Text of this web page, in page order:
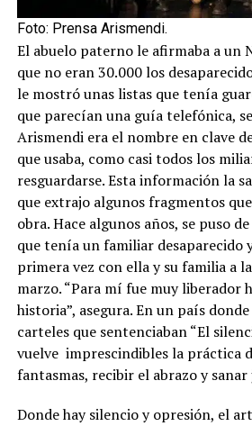
Foto: Prensa Arismendi.
El abuelo paterno le afirmaba a un
que no eran 30.000 los
le mostró unas listas que tenía
que parecían una guía telefónica,
Arismendi era el nombre en clave
que usaba, como casi todos los
resguardarse. Esta información la
que extrajo algunos fragmentos
obra. Hace algunos años, se puso
que tenía un familiar desaparecido
primera vez con ella y su familia a
marzo. “Para mí fue muy liberador
historia”, asegura. En un país
carteles que sentenciaban “El
vuelve imprescindibles la práctica
fantasmas, recibir el abrazo y sanar
Donde hay silencio y opresión, el